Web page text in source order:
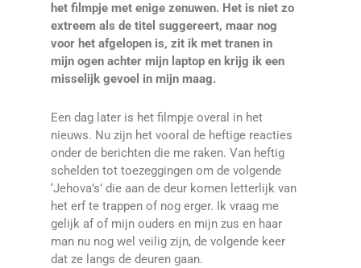
het filmpje met enige zenuwen. Het is niet zo
extreem als de titel suggereert, maar nog
voor het afgelopen is, zit ik met tranen in
mijn ogen achter mijn laptop en krijg ik een
misselijk gevoel in mijn maag.
Een dag later is het filmpje overal in het
nieuws. Nu zijn het vooral de heftige reacties
onder de berichten die me raken. Van heftig
schelden tot toezeggingen om de volgende
‘Jehova’s’ die aan de deur komen letterlijk van
het erf te trappen of nog erger. Ik vraag me
gelijk af of mijn ouders en mijn zus en haar
man nu nog wel veilig zijn, de volgende keer
dat ze langs de deuren gaan.